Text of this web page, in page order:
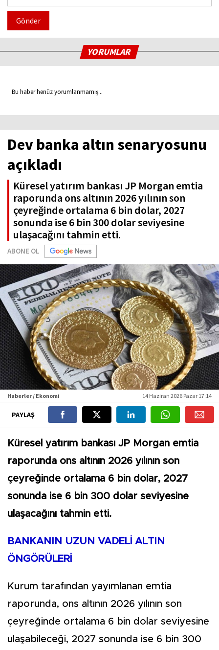
Gönder
YORUMLAR
Bu haber henüz yorumlanmamış...
Dev banka altın senaryosunu
açıkladı
Küresel yatırım bankası JP Morgan emtia
raporunda ons altının 2026 yılının son
çeyreğinde ortalama 6 bin dolar, 2027
sonunda ise 6 bin 300 dolar seviyesine
ulaşacağını tahmin etti.
ABONE OL
Haberler / Ekonomi 14 Haziran 2026 Pazar 17:14
PAYLAŞ
Küresel yatırım bankası JP Morgan emtia
raporunda ons altının 2026 yılının son
çeyreğinde ortalama 6 bin dolar, 2027
sonunda ise 6 bin 300 dolar seviyesine
ulaşacağını tahmin etti.
BANKANIN UZUN VADELİ ALTIN
ÖNGÖRÜLERİ
Kurum tarafından yayımlanan emtia
raporunda, ons altının 2026 yılının son
çeyreğinde ortalama 6 bin dolar seviyesine
ulaşabileceği, 2027 sonunda ise 6 bin 300